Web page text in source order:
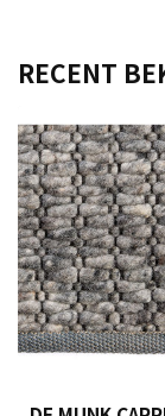
RECENT